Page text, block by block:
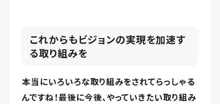
これからもビジョンの実現を加速す
る取り組みを
本当にいろいろな取り組みをされてらっしゃる
んですね！最後に今後、やっていきたい取り組み